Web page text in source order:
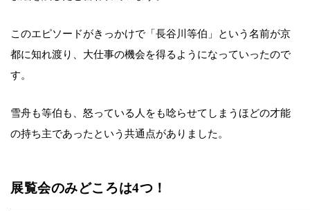
このエピソードがきっかけで「長谷川等伯」という名前が京
都に知れ渡り、大仕事の機会を得るようになっていったので
す。
雪舟も等伯も、怒っている人をも唸らせてしまうほどの才能
の持ち主であったという共通点がありました。
展覧会のみどころは4つ！